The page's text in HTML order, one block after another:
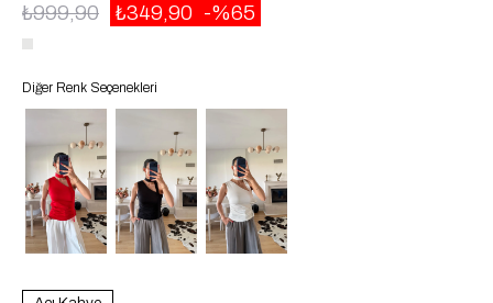
₺999,90 ₺349,90 65
Diğer Renk Seçenekleri